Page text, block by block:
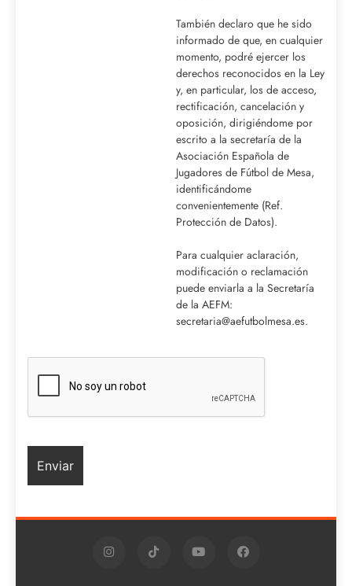
También declaro que he sido
informado de que, en cualquier
momento, podré ejercer los
derechos reconocidos en la Ley
y, en particular, los de acceso,
rectificación, cancelación y
oposición, dirigiéndome por
escrito a la secretaría de la
Asociación Española de
Jugadores de Fútbol de Mesa,
identificándome
convenientemente (Ref.
Protección de Datos).
Para cualquier aclaración,
modificación o reclamación
puede enviarla a la Secretaría
de la AEFM:
secretaria@aefutbolmesa.es.